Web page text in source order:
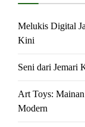
Melukis Digital
Kini
Seni dari Jemari
Art Toys:
Modern